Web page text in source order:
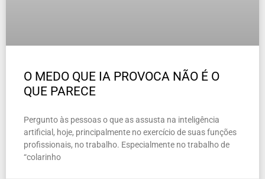
O MEDO QUE IA PROVOCA NÃO É O
QUE PARECE
Pergunto às pessoas o que as assusta na inteligência
artificial, hoje, principalmente no exercício de suas funções
profissionais, no trabalho. Especialmente no trabalho de
“colarinho